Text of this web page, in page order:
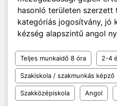
hasonló területen szerzett
kategóriás jogosítvány, jó
kézség alapszintű angol
Teljes munkaidő 8 óra 2-4
Szakiskola / szakmunkás képző
Szakközépiskola Angol